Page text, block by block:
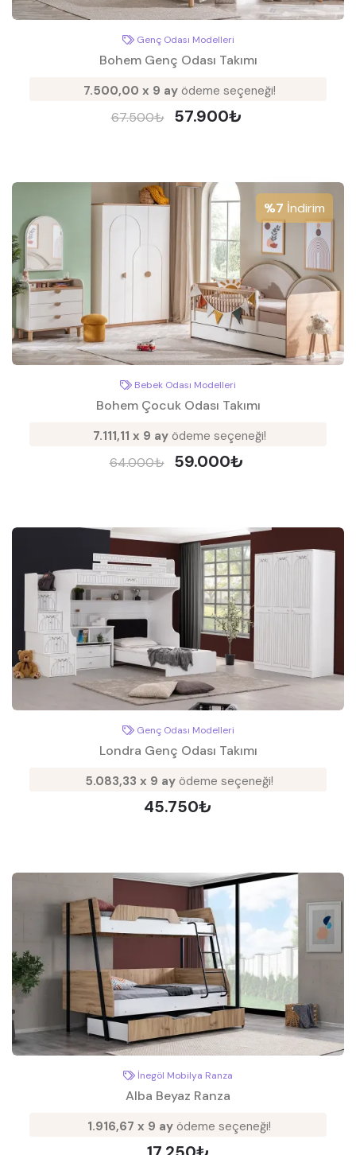
Genç Odası Modelleri
Bohem Genç Odası Takımı
7.500,00 x 9 ayödeme seçeneği!
67.500₺ 57.900₺
%7 İndirim
Bebek Odası Modelleri
Bohem Çocuk Odası Takımı
7.111,11 x 9 ayödeme seçeneği!
64.000₺ 59.000₺
Genç Odası Modelleri
Londra Genç Odası Takımı
5.083,33 x 9 ay ödeme seçeneği!
45.750₺
İnegöl Mobilya Ranza
Alba Beyaz Ranza
1.916,67 x 9 ay ödeme seçeneği!